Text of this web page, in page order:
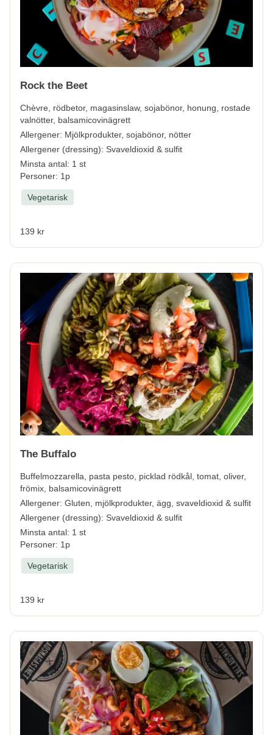
Rock the Beet
Chèvre, rödbetor, magasinslaw, sojabönor, honung, rostade
valnötter, balsamicovinägrett
Allergener: Mjölkprodukter, sojabönor, nötter
Allergener (dressing): Svaveldioxid & sulfit
Minsta antal: 1 st
Personer: 1p
Vegetarisk
139 kr
The Buffalo
Buffelmozzarella, pasta pesto, picklad rödkål, tomat, oliver,
frömix, balsamicovinägrett
Allergener: Gluten, mjölkprodukter, ägg, svaveldioxid & sulfit
Allergener (dressing): Svaveldioxid & sulfit
Minsta antal: 1 st
Personer: 1p
Vegetarisk
139 kr